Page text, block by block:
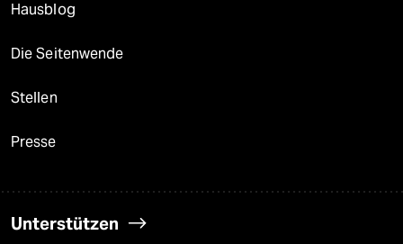
Hausblog
Die Seitenwende
Stellen
Presse
Unterstützen